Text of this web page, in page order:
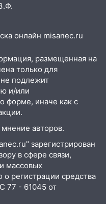
92-летнюю
области
области
6 августа в
и силовой
время»
Ульяновске 5
дня: список АЗС
в
19-летнюю
онлайн misanec.ru
размещенная на
только для
не подлежит
и/или
форме, иначе как с
авторов.
зарегистрирован
в сфере связи,
массовых
регистрации средства
77 - 61045 от